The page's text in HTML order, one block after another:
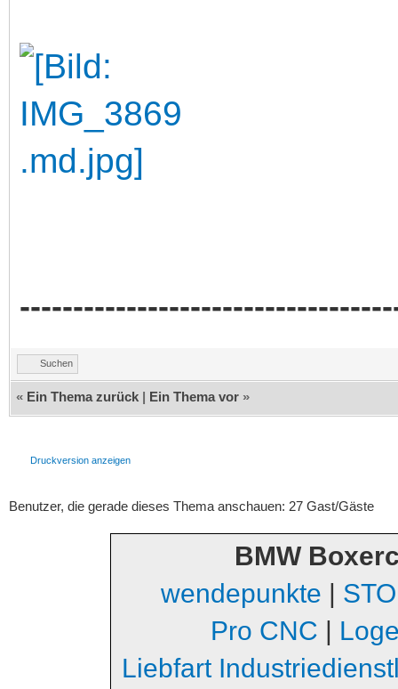
Suchen
« Ein Thema zurück | Ein Thema vor »
Druckversion anzeigen
Benutzer, die gerade dieses Thema anschauen: 27 Gast/Gäste
BMW
wendepunkte |
Pro CNC |
Liebfart